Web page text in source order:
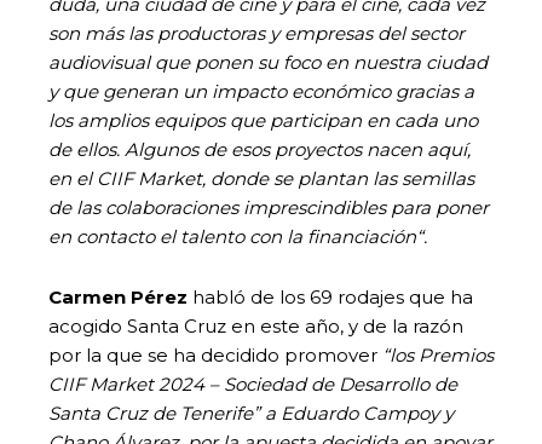
son más las productoras y empresas del sector
audiovisual que ponen su foco en nuestra ciudad
y que generan un impacto económico gracias a
los amplios equipos que participan en cada uno
de ellos. Algunos de esos proyectos nacen aquí,
en el CIIF Market, donde se plantan las semillas
de las colaboraciones imprescindibles para poner
en contacto el talento con la financiación“.
Carmen Pérez habló de los 69 rodajes que ha
acogido Santa Cruz en este año, y de la razón
por la que se ha decidido promover “los Premios
CIIF Market 2024 – Sociedad de Desarrollo de
Santa Cruz de Tenerife” a Eduardo Campoy y